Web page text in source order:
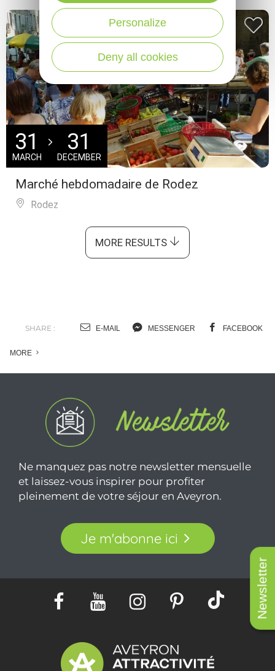
Newsletter
Marché hebdomadaire de Rodez
31
MARCH
31
DECEMBER
Rodez
MORE RESULTS
SHARE : E-MAIL MESSENGER FACEBOOK
MORE
Ne manquez pas notre newsletter mensuelle
et laissez-vous inspirer pour profiter
pleinement de votre séjour en Aveyron.
Je m'abonne ici
Deny all cookies
Personalize